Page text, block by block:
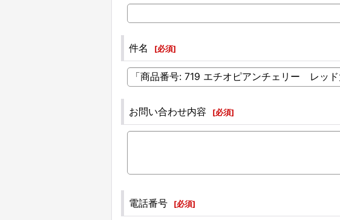
件名 [必須]
お問い合わせ内容 [必須]
電話番号 [必須]